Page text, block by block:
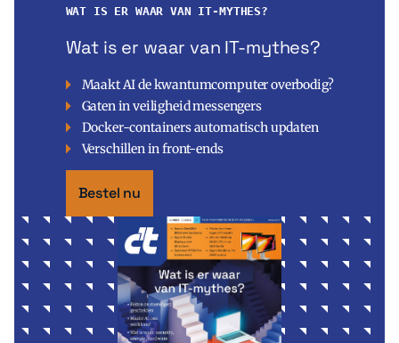
WAT IS ER WAAR VAN IT-MYTHES?
Wat is er waar van IT-mythes?
Maakt AI de kwantumcomputer overbodig?
Gaten in veiligheid messengers
Docker-containers automatisch updaten
Verschillen in front-ends
Bestel nu